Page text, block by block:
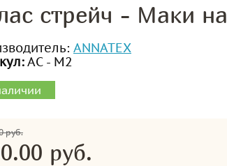
стрейч - Маки
ANNATEX
АС - М2
руб.
руб.